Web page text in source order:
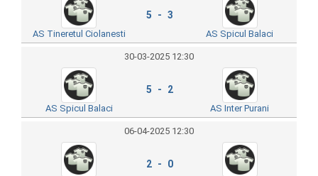
AS Tineretul Ciolanesti
5 - 3
AS Spicul Balaci
30-03-2025 12:30
AS Spicul Balaci
5 - 2
AS Inter Purani
06-04-2025 12:30
2 - 0